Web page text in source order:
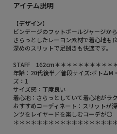
アイテム説明
【デザイン】
ビンテージのフットボールジャージか
さらっとしたレーヨン素材で着心地も良
深めのスリットで足捌きも快適です。
STAFF 162cm＊＊＊＊＊＊＊＊＊＊
年齢：20代後半／普段サイズ:ボトムM
ズ：1
サイズ感：丁度良い
着心地：さらっとしていて着心地がラ
おすすめコーディネート：スリットが
ンツをレイヤードを楽しむコーデが〇
＊＊＊＊＊＊＊＊＊＊＊＊＊＊＊＊＊